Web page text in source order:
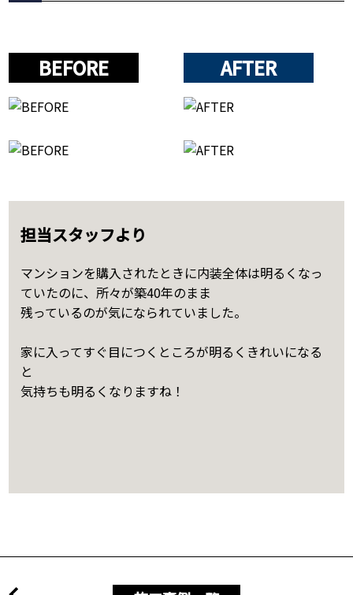
BEFORE AFTER
担当スタッフより
マンションを購入されたときに内装全体は明るくなっ
ていたのに、所々が築40年のまま
残っているのが気になられていました。
家に入ってすぐ目につくところが明るくきれいになる
と
気持ちも明るくなりますね！